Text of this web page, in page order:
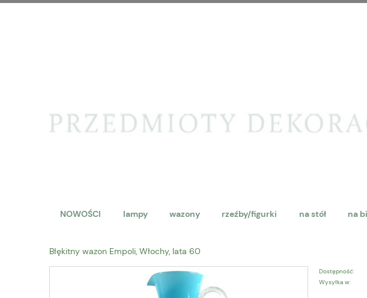
NOWOŚCI lampy wazony rzeźby/figurki na stół na
Błękitny wazon Empoli, Włochy, lata 60
Dostępność:
Wysyłka w: